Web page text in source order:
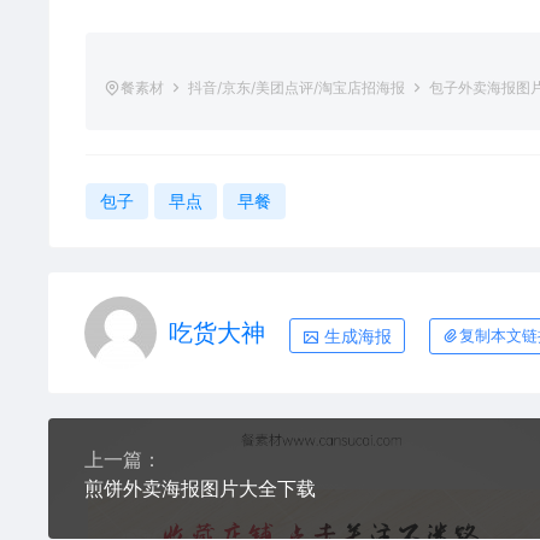
餐素材 抖音/京东/美团点评/淘宝店招海报 包子外卖海报图
包子 早点 早餐
吃货大神 生成海报 复制本文
上一篇：
煎饼外卖海报图片大全下载